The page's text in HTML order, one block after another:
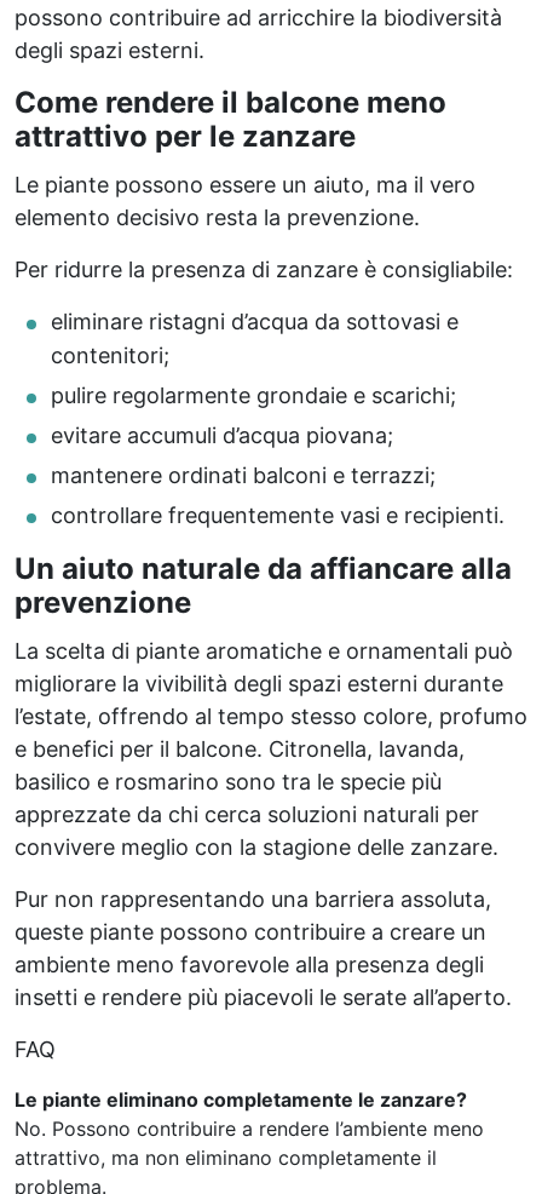
possono contribuire ad arricchire la biodiversità
degli spazi esterni.
Come rendere il balcone meno
attrattivo per le zanzare
Le piante possono essere un aiuto, ma il vero
elemento decisivo resta la prevenzione.
Per ridurre la presenza di zanzare è consigliabile:
eliminare ristagni d’acqua da sottovasi e
contenitori;
pulire regolarmente grondaie e scarichi;
evitare accumuli d’acqua piovana;
mantenere ordinati balconi e terrazzi;
controllare frequentemente vasi e recipienti.
Un aiuto naturale da affiancare alla
prevenzione
La scelta di piante aromatiche e ornamentali può
migliorare la vivibilità degli spazi esterni durante
l’estate, offrendo al tempo stesso colore, profumo
e benefici per il balcone. Citronella, lavanda,
basilico e rosmarino sono tra le specie più
apprezzate da chi cerca soluzioni naturali per
convivere meglio con la stagione delle zanzare.
Pur non rappresentando una barriera assoluta,
queste piante possono contribuire a creare un
ambiente meno favorevole alla presenza degli
insetti e rendere più piacevoli le serate all’aperto.
FAQ
Le piante eliminano completamente le zanzare?
No. Possono contribuire a rendere l’ambiente meno
attrattivo, ma non eliminano completamente il
problema.